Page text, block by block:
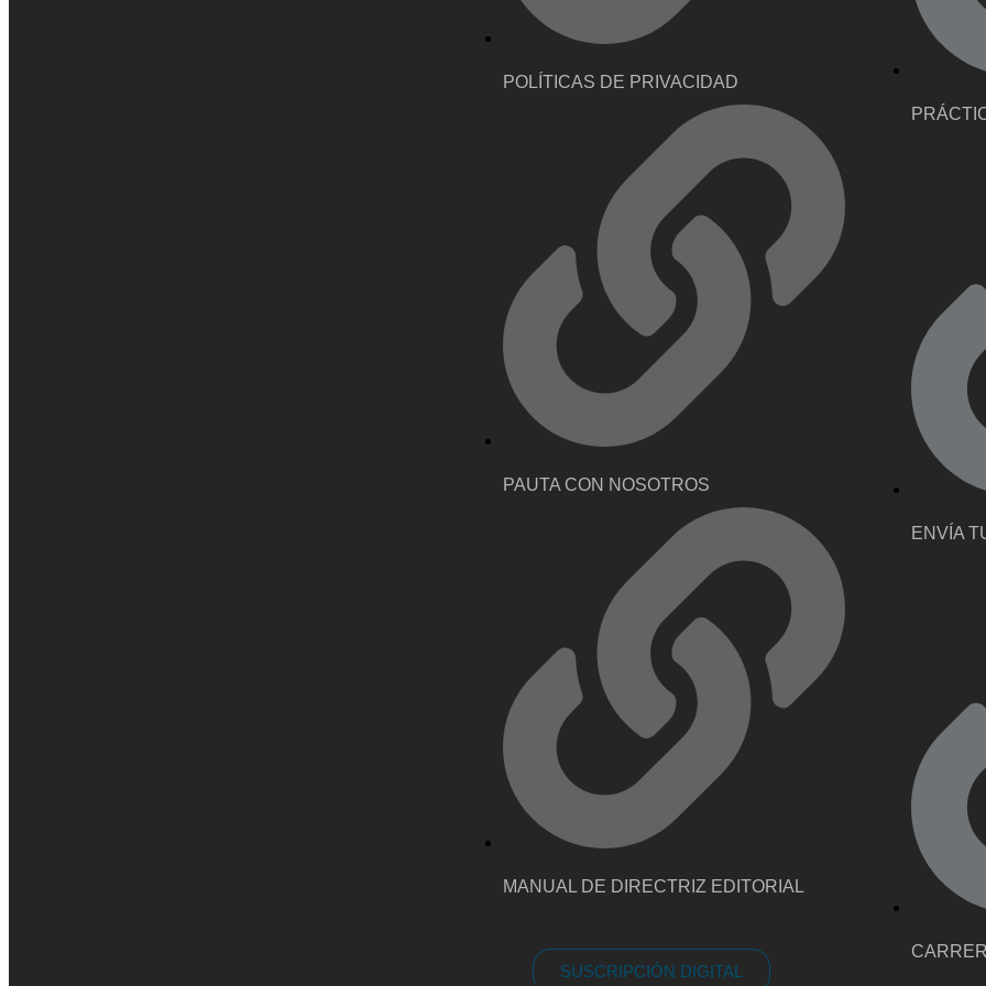
POLÍTICAS DE PRIVACIDAD
PAUTA CON NOSOTROS
MANUAL DE DIRECTRIZ EDITORIAL
SUSCRIPCIÓN DIGITAL
ENVÍA